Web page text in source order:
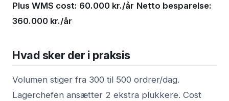
Plus WMS cost: 60.000 kr./år Netto besparelse:
360.000 kr./år
Hvad sker der i praksis
Volumen stiger fra 300 til 500 ordrer/dag.
Lagerchefen ansætter 2 ekstra plukkere. Cost